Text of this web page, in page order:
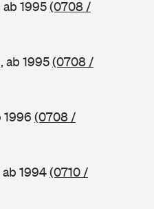
1995(0708 /
ab 1995(0708 /
1996 (0708 /
1994(0710 /